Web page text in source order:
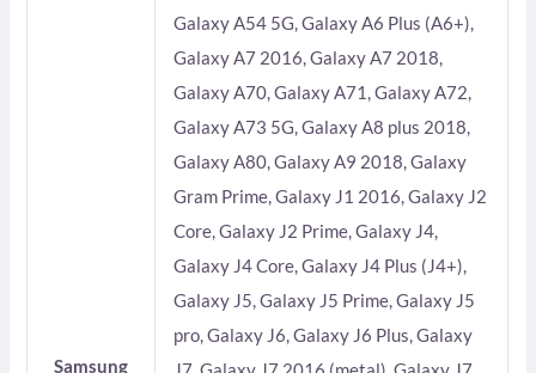
Samsung
Galaxy A54 5G, Galaxy A6 Plus (A6+),
Galaxy A7 2016, Galaxy A7 2018,
Galaxy A70, Galaxy A71, Galaxy A72,
Galaxy A73 5G, Galaxy A8 plus 2018,
Galaxy A80, Galaxy A9 2018, Galaxy
Gram Prime, Galaxy J1 2016, Galaxy J2
Core, Galaxy J2 Prime, Galaxy J4,
Galaxy J4 Core, Galaxy J4 Plus (J4+),
Galaxy J5, Galaxy J5 Prime, Galaxy J5
pro, Galaxy J6, Galaxy J6 Plus, Galaxy